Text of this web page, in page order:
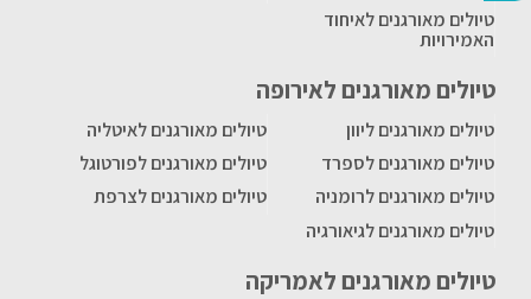
טיולים מאורגנים לאיחוד
האמירויות
טיולים מאורגנים לאירופה
טיולים מאורגנים ליוון
טיולים מאורגנים לאיטליה
טיולים מאורגנים לספרד
טיולים מאורגנים לפורטוגל
טיולים מאורגנים לרומניה
טיולים מאורגנים לצרפת
טיולים מאורגנים לגיאורגיה
טיולים מאורגנים לאמריקה